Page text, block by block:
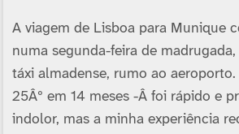
A viagem de Lisboa para Munique
numa segunda-feira de
táxi almadense, rumo ao
25Âº em 14 meses -Â foi rápido e
indolor, mas a minha experiência